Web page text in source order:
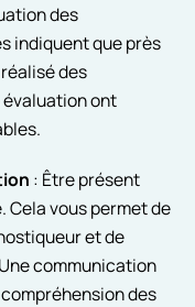
des
indiquent que près
des
ont
: Être présent
vous permet de
et de
communication
des